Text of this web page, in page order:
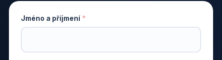
Jméno a příjmení